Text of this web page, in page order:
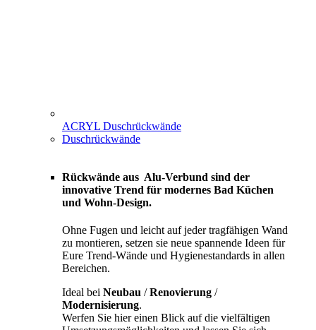
ACRYL Duschrückwände
Duschrückwände
Rückwände aus Alu-Verbund sind der
innovative Trend für modernes Bad Küchen
und Wohn-Design.
Ohne Fugen und leicht auf jeder tragfähigen Wand
zu montieren, setzen sie neue spannende Ideen für
Eure Trend-Wände und Hygienestandards in allen
Bereichen.
Ideal bei Neubau /Renovierung /
Modernisierung.
Werfen Sie hier einen Blick auf die vielfältigen